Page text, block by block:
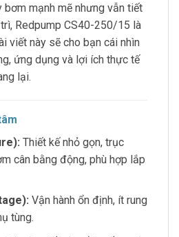
bơm mạnh mẽ nhưng vẫn tiết
Redpump CS40-250/15 là
viết này sẽ cho bạn cái nhìn
ứng dụng và lợi ích thực tế
lại.
Thiết kế nhỏ gọn, trục
cân bằng động, phù hợp lắp
Vận hành ổn định, ít rung
tùng.